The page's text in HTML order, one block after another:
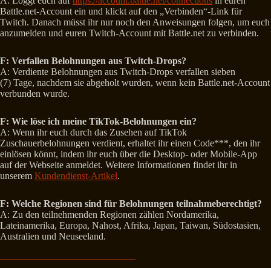
Battle.net-Account ein und klickt auf den „Verbinden“-Link für
Twitch. Danach müsst ihr nur noch den Anweisungen folgen, um euch
anzumelden und euren Twitch-Account mit Battle.net zu verbinden.
F: Verfallen Belohnungen aus Twitch-Drops?
A: Verdiente Belohnungen aus Twitch-Drops verfallen sieben
(7) Tage, nachdem sie abgeholt wurden, wenn kein Battle.net-Account
verbunden wurde.
F: Wie löse ich meine TikTok-Belohnungen ein?
A: Wenn ihr euch durch das Zusehen auf TikTok
Zuschauerbelohnungen verdient, erhaltet ihr einen Code***, den ihr
einlösen könnt, indem ihr euch über die Desktop- oder Mobile-App
auf der Webseite anmeldet. Weitere Informationen findet ihr in
unserem Kundendienst-Artikel.
F: Welche Regionen sind für Belohnungen teilnahmeberechtigt?
A: Zu den teilnehmenden Regionen zählen Nordamerika,
Lateinamerika, Europa, Nahost, Afrika, Japan, Taiwan, Südostasien,
Australien und Neuseeland.